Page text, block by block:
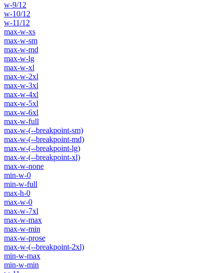
w-9/12
w-10/12
w-11/12
max-w-xs
max-w-sm
max-w-md
max-w-lg
max-w-xl
max-w-2xl
max-w-3xl
max-w-4xl
max-w-5xl
max-w-6xl
max-w-full
max-w-(--breakpoint-sm)
max-w-(--breakpoint-md)
max-w-(--breakpoint-lg)
max-w-(--breakpoint-xl)
max-w-none
min-w-0
min-w-full
max-h-0
max-w-0
max-w-7xl
max-w-max
max-w-min
max-w-prose
max-w-(--breakpoint-2xl)
min-w-max
min-w-min